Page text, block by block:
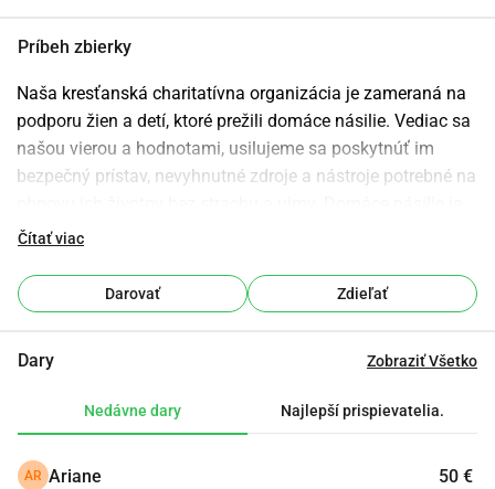
Príbeh zbierky
Naša kresťanská charitatívna organizácia je zameraná na
podporu žien a detí, ktoré prežili domáce násilie. Vediac sa
našou vierou a hodnotami, usilujeme sa poskytnúť im
bezpečný prístav, nevyhnutné zdroje a nástroje potrebné na
rozšírený problém, ktorý zanecháva trvalé fyzické,
posilniť preživších, obnoviť ich pocit bezpečia a pomôcť im
získať kontrolu nad svojou budúcnosťou, odrážajúc Božiu
Ako Pomáhame
potrieb preživších ponúkaním komplexných podporných
Bezpečné Útočisko: Poskytovanie núdzového ubytovania,
Čítať viac
Darovať Zdieľať
Dary Zobraziť Všetko
Nedávne dary Najlepší prispievatelia.
AR Ariane 50 €